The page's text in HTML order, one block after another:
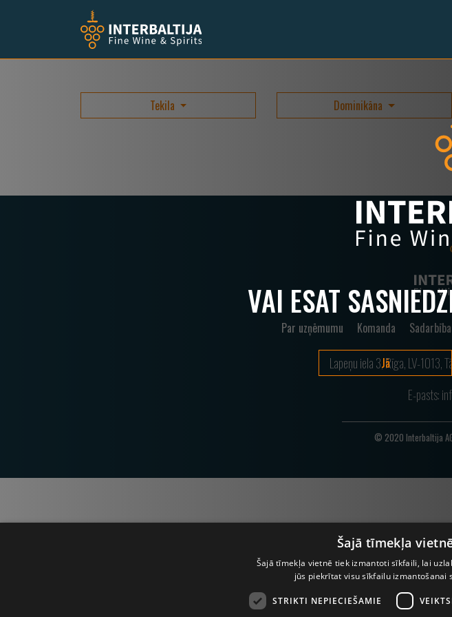
VAI ESAT
Jā
Tekila Dominikāna
Par uzņēmumu Komanda
Lapeņu iela 3, Rīga, LV-1013,
E-pasts:
© 2020 Interbaltija
Šajā tīmekļa
Šajā tīmekļa vietnē tiek izmantoti sīkfaili, lai
jūs piekrītat visu sīkfailu izmantošanai
STRIKTI NEPIECIEŠAMIE